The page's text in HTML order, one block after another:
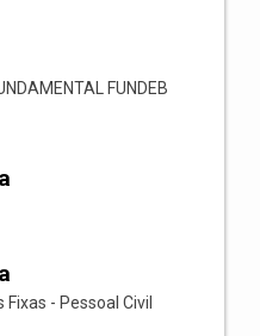
FUNDEB
- Pessoal Civil